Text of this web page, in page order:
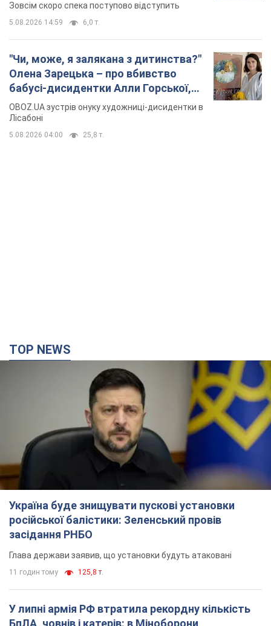
Зовсім скоро спека поступово відступить
5.08.2026 14:59 6,0 т.
"Чи, може, я залякана з дитинства?"
Олена Зарецька – про вбивство
бабусі-дисидентки Алли Горської,
критику Дмитра Стуса та втечу в
Португалію з 5 дітьми
OBOZ.UA зустрів онуку художниці-дисидентки в
Лісабоні
5.08.2026 04:00 25,8 т.
TOP NEWS
Україна буде знищувати пускові установки
російської балістики: Зеленський провів
засідання РНБО
Глава держави заявив, що установки будуть атаковані
11 годин тому 125,8 т.
У липні армія РФ втратила рекордну кількість
БпЛА, човнів і катерів: в Міноборони